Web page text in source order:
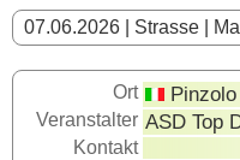
07.06.2026 | Strasse |
Ort
Veranstalter ASD Top
Kontakt